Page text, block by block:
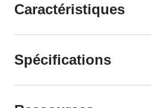
Caractéristiques
Spécifications